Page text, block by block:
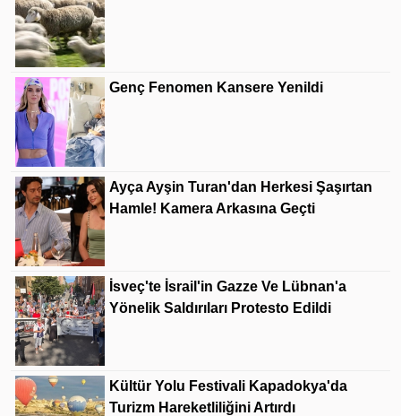
Genç Fenomen Kansere Yenildi
Ayça Ayşin Turan'dan Herkesi Şaşırtan
Hamle! Kamera Arkasına Geçti
İsveç'te İsrail'in Gazze Ve Lübnan'a
Yönelik Saldırıları Protesto Edildi
Kültür Yolu Festivali Kapadokya'da
Turizm Hareketliliğini Artırdı